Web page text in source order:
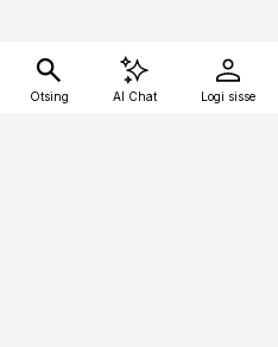
Otsing AI Chat Logi sisse